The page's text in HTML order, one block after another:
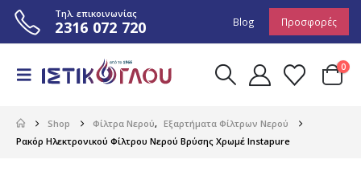
Τηλ. επικοινωνίας
2316 072 720 Blog Προσφορές
0
Shop Φίλτρα Νερού, Εξαρτήματα Φίλτρων Νερού
Ρακόρ Ηλεκτρονικού Φίλτρου Νερού Βρύσης Χρωμέ Instapure